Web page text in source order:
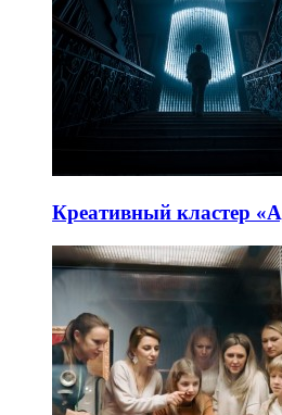
Креативный кластер